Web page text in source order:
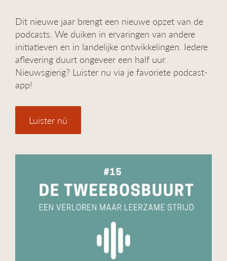
Dit nieuwe jaar brengt een nieuwe opzet van de
podcasts. We duiken in ervaringen van andere
initiatieven en in landelijke ontwikkelingen. Iedere
aflevering duurt ongeveer een half uur.
Nieuwsgierig? Luister nu via je favoriete podcast-
app!
Luister nú